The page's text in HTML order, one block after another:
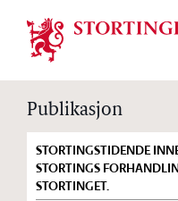
Publikasjon
STORTINGSTIDENDE
STORTINGS
STORTINGET.